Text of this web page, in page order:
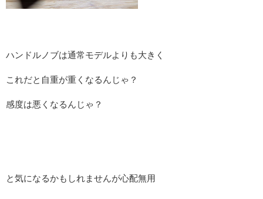
ハンドルノブは通常モデルよりも大きく
これだと自重が重くなるんじゃ？
感度は悪くなるんじゃ？
と気になるかもしれませんが心配無用